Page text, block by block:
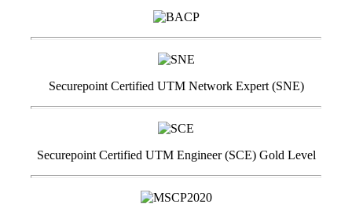
Securepoint Certified UTM Network Expert (SNE)
Securepoint Certified UTM Engineer (SCE) Gold Level